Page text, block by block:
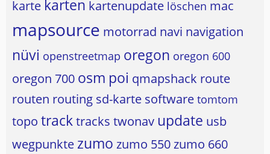
karte karten kartenupdate löschen mac
mapsource motorrad navi navigation
nüvi openstreetmap oregon oregon 600
oregon 700 osm poi qmapshack route
routen routing sd-karte software tomtom
topo tracktracks twonav update usb
wegpunkte zumo zumo 550zumo 660